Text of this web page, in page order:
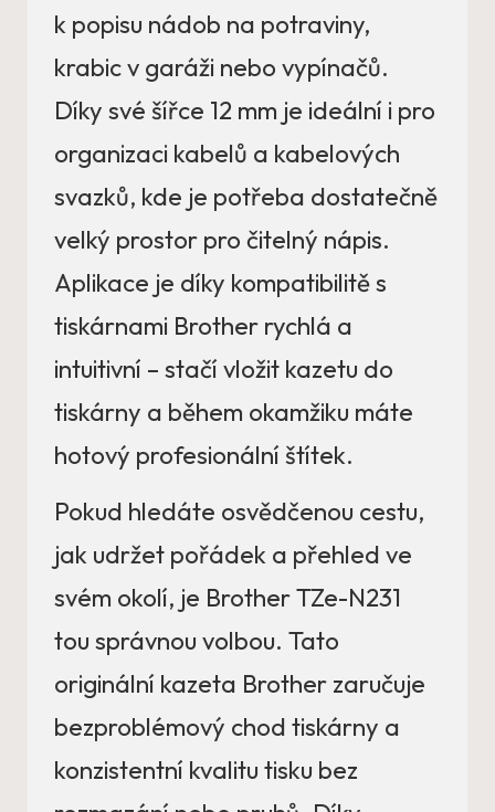
k popisu nádob na potraviny,
krabic v garáži nebo vypínačů.
Díky své šířce 12 mm je ideální i pro
organizaci kabelů a kabelových
svazků, kde je potřeba dostatečně
velký prostor pro čitelný nápis.
Aplikace je díky kompatibilitě s
tiskárnami Brother rychlá a
intuitivní – stačí vložit kazetu do
tiskárny a během okamžiku máte
hotový profesionální štítek.
Pokud hledáte osvědčenou cestu,
jak udržet pořádek a přehled ve
svém okolí, je Brother TZe-N231
tou správnou volbou. Tato
originální kazeta Brother zaručuje
bezproblémový chod tiskárny a
konzistentní kvalitu tisku bez